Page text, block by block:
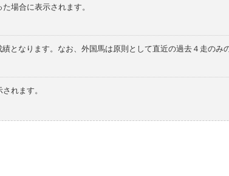
場合に表示されます。
となります。なお、外国馬は原則として直近の過去４走のみ
れます。